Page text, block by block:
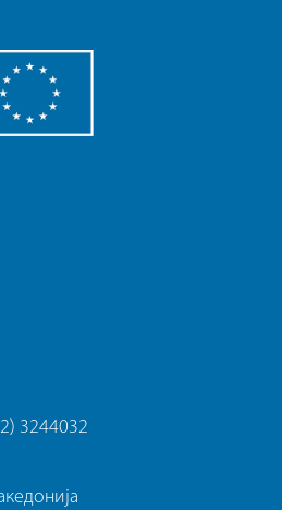
3244032